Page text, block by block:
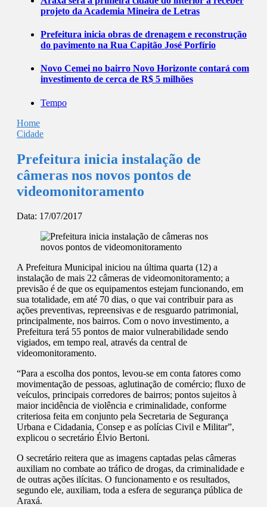
projeto da Academia Mineira de Letras
Prefeitura inicia obras de drenagem e reconstrução
do pavimento na Rua Capitão José Porfírio
Novo Cemei no bairro Novo Horizonte contará com
investimento de cerca de R$ 5 milhões
Tempo
Home
Cidade
Prefeitura inicia instalação de
câmeras nos novos pontos de
videomonitoramento
Data: 17/07/2017
A Prefeitura Municipal iniciou na última quarta (12) a
instalação de mais 22 câmeras de videomonitoramento; a
previsão é de que os equipamentos estejam funcionando, em
sua totalidade, em até 70 dias, o que vai contribuir para as
ações preventivas, repreensivas e de resguardo patrimonial,
principalmente, nos bairros. Com o novo investimento, a
Prefeitura terá 55 pontos de maior vulnerabilidade sendo
vigiados, em tempo real, através da central de
videomonitoramento.
“Para a escolha dos pontos, levou-se em conta fatores como
movimentação de pessoas, aglutinação de comércio; fluxo de
veículos, principais corredores de bairros; pontos sujeitos à
maior incidência de violência e criminalidade, conforme
criteriosa feita em conjunto pela Secretaria de Segurança
Urbana e Cidadania, Consep e as polícias Civil e Militar”,
explicou o secretário Élvio Bertoni.
O secretário reitera que as imagens captadas pelas câmeras
auxiliam no combate ao tráfico de drogas, da criminalidade e
de outras ações ilícitas. O funcionamento e os resultados,
segundo ele, auxiliam, toda a esfera de segurança pública de
Araxá.